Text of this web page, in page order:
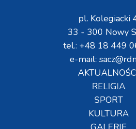
pl. Kolegiacki
33 - 300 Nowy
tel.: +48 18 449
e-mail:
RELIGIA
SPORT
KULTURA